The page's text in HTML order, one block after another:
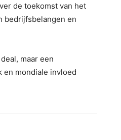
de toekomst van het
bedrijfsbelangen en
maar een
en mondiale invloed